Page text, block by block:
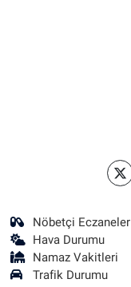
Nöbetçi Eczaneler
Hava Durumu
Namaz Vakitleri
Trafik Durumu